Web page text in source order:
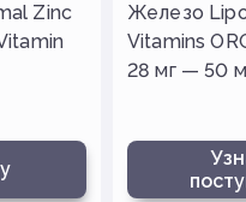
Zinc
Железо
Vitamins
28 мг — 50